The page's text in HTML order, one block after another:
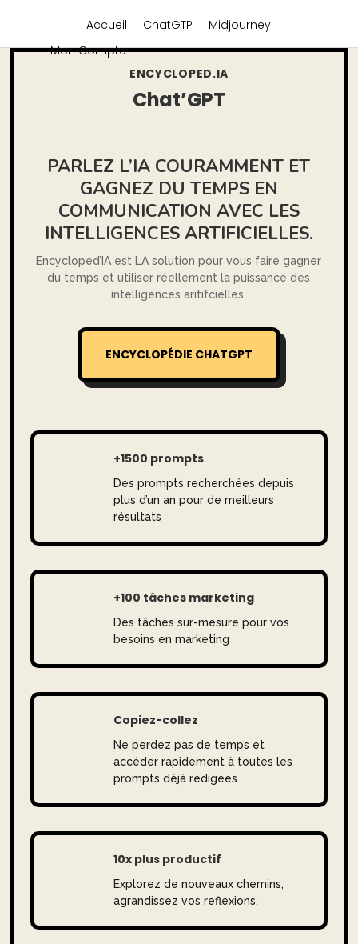
Accueil ChatGTP
Midjourney
Mon Compte
ENCYCLOPED.IA
Chat’GPT
PARLEZ L’IA COURAMMENT ET
GAGNEZ DU TEMPS EN
COMMUNICATION AVEC LES
INTELLIGENCES ARTIFICIELLES.
Encycloped’IA est LA solution pour vous faire gagner
du temps et utiliser réellement la puissance des
intelligences aritifcielles.
ENCYCLOPÉDIE CHATGPT
+1500 prompts
Des prompts recherchées depuis
plus d’un an pour de meilleurs
résultats
+100 tâches marketing
Des tâches sur-mesure pour vos
besoins en marketing
Copiez-collez
Ne perdez pas de temps et
accéder rapidement à toutes les
prompts déjà rédigées
10x plus productif
Explorez de nouveaux chemins,
agrandissez vos reflexions,